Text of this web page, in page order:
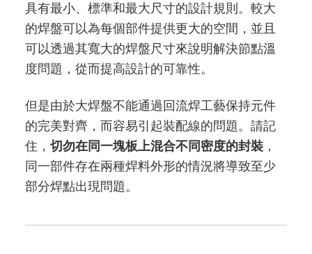
具有最小、標準和最大尺寸的設計規則。較大
的焊盤可以為每個部件提供更大的空間，並且
可以透過其寬大的焊盤尺寸來說明解決節點溫
度問題，從而提高設計的可靠性。
但是由於大焊盤不能通過回流焊工藝保持元件
的完美對齊，而容易引起裝配線的問題。請記
住， 切勿在同一塊板上混合不同密度的封裝，
同一部件存在兩種焊料外形的情況將導致至少
部分焊點出現問題。